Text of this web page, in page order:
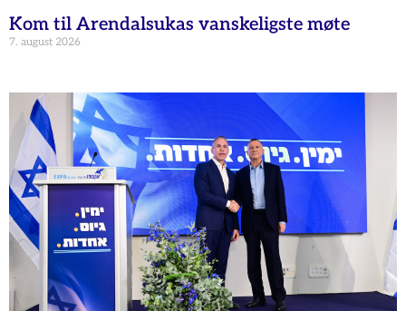
Kom til Arendalsukas vanskeligste møte
7. august 2026